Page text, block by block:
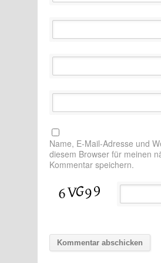
Name, E-Mail-Adresse und
diesem Browser für meinen
Kommentar speichern.